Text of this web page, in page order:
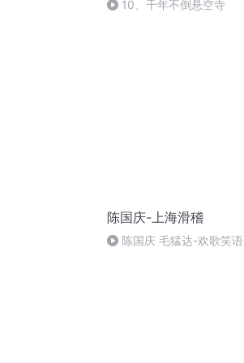
10、千年不倒悬空寺
陈国庆-上海滑稽
陈国庆 毛猛达-欢歌笑语